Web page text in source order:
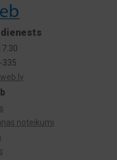
noteikumi
335